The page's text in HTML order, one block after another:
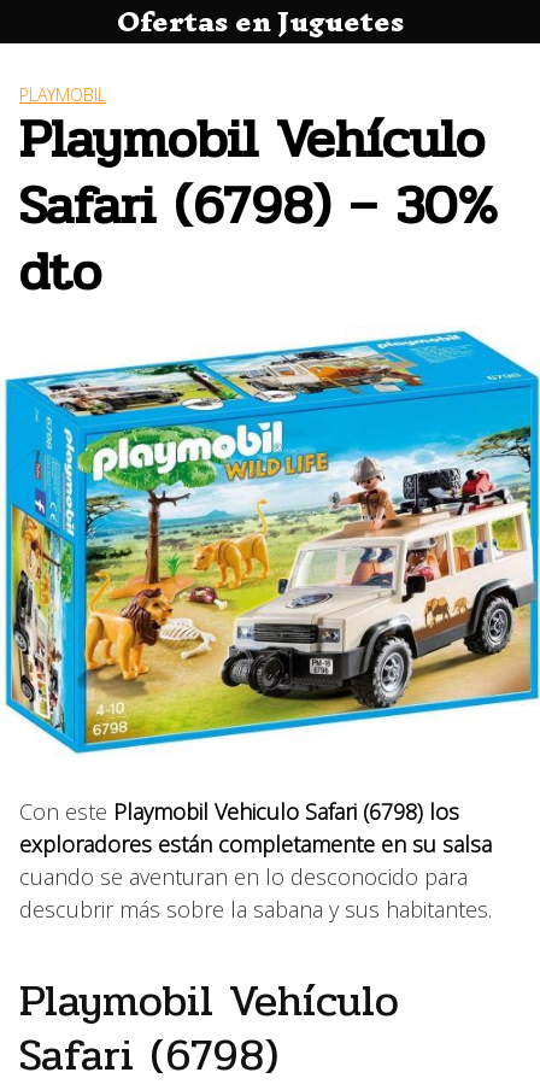
al
Ofertas en Juguetes
PLAYMOBIL
Playmobil Vehículo
Safari (6798) – 30%
dto
Con este Playmobil Vehiculo Safari (6798) los
exploradores están completamente en su salsa
cuando se aventuran en lo desconocido para
descubrir más sobre la sabana y sus habitantes.
Playmobil Vehículo
Safari (6798)